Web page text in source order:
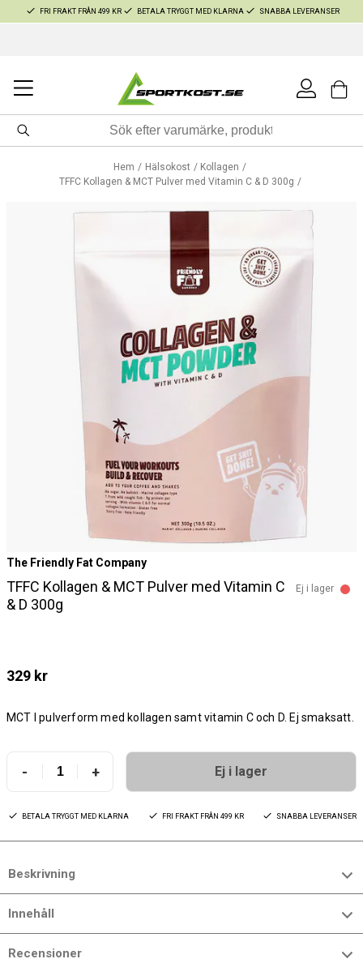
FRI FRAKT FRÅN 499 KR BETALA TRYGGT MED KLARNA SNABBA LEVERANSER
Hem Hälsokost
Kollagen
TFFC Kollagen & MCT Pulver med Vitamin C & D 300g
The Friendly Fat Company
TFFC Kollagen & MCT Pulver med Vitamin C
& D 300g
Ej i lager
329 kr
MCT I pulverform med kollagen samt vitamin C och D. Ej smaksatt.
- + Ej i lager
BETALA TRYGGT MED KLARNA FRI FRAKT FRÅN 499 KR SNABBA LEVERANSER
Beskrivning
Innehåll
Recensioner